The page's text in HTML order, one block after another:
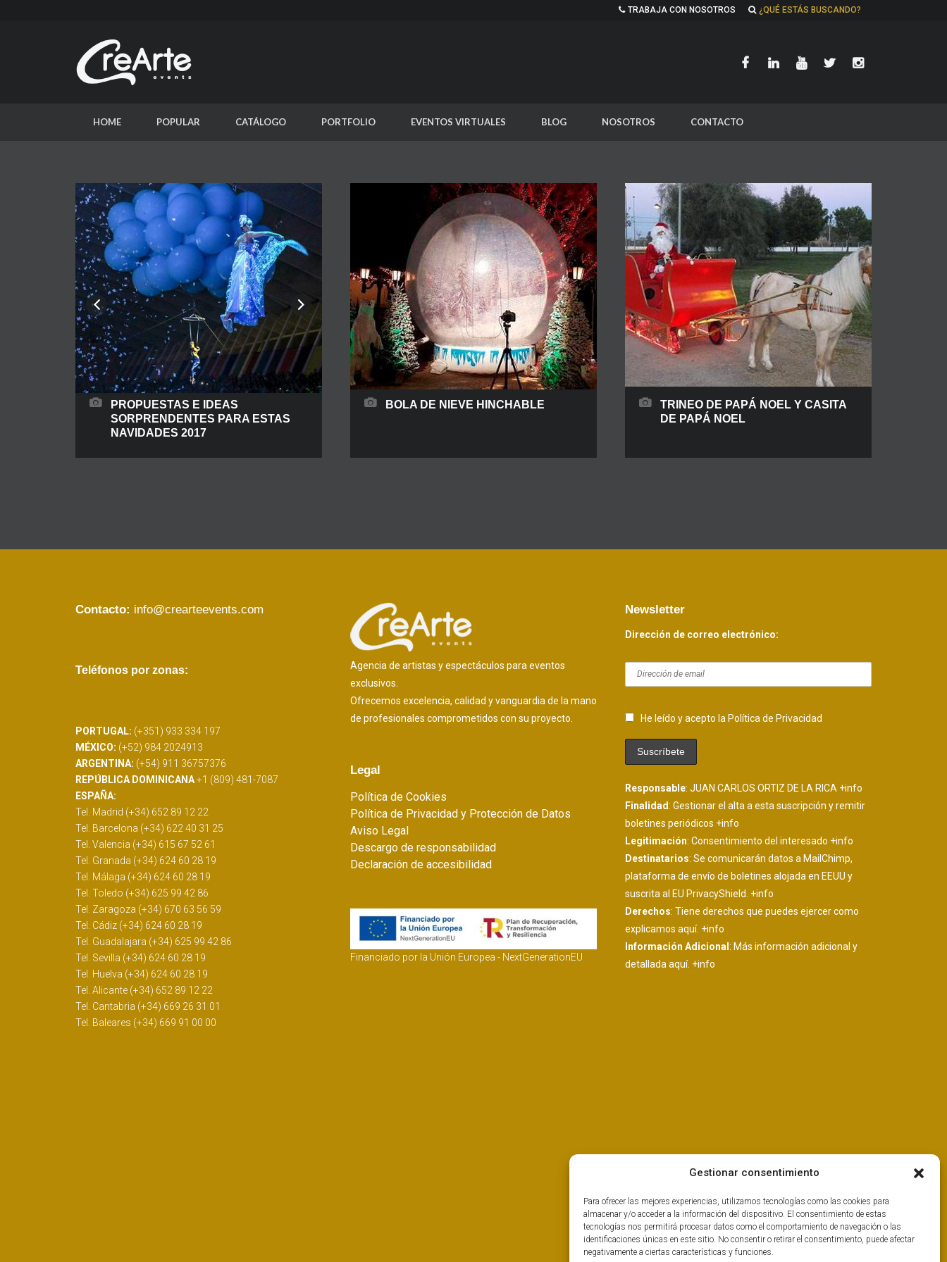
Gestionar consentimiento
Para ofrecer las mejores experiencias, utilizamos tecnologías como las cookies para
almacenar y/o acceder a la información del dispositivo. El consentimiento de estas
tecnologías nos permitirá procesar datos como el comportamiento de navegación o las
identificaciones únicas en este sitio. No consentir o retirar el consentimiento, puede afectar
negativamente a ciertas características y funciones.
TRABAJA CON NOSOTROS ¿QUÉ ESTÁS BUSCANDO?
HOME POPULAR CATÁLOGO PORTFOLIO EVENTOS VIRTUALES BLOG NOSOTROS CONTACTO
PROPUESTAS E IDEAS
SORPRENDENTES PARA ESTAS
NAVIDADES 2017
para reuniones tantos personales a nivel familiar
BOLA DE NIEVE HINCHABLE
que pasarán un buen rato y servirá como
empresas y asociaciones de comercios.
READ MORE
TRINEO DE PAPÁ NOEL Y CASITA
DE PAPÁ NOEL
trineo llevado por
Contacto: info@crearteevents.com
Teléfonos por zonas:
PORTUGAL: (+351) 933 334 197
MÉXICO: (+52) 984 2024913
ARGENTINA: (+54) 911 36757376
REPÚBLICA DOMINICANA+1 (809) 481-7087
ESPAÑA:
Tel. Madrid (+34) 652 89 12 22
Tel. Barcelona (+34) 622 40 31 25
Tel. Valencia (+34) 615 67 52 61
Tel. Granada (+34) 624 60 28 19
Tel. Málaga (+34) 624 60 28 19
Tel. Toledo (+34) 625 99 42 86
Tel. Zaragoza (+34) 670 63 56 59
Tel. Cádiz (+34) 624 60 28 19
Tel. Guadalajara (+34) 625 99 42 86
Tel. Sevilla (+34) 624 60 28 19
Tel. Huelva (+34) 624 60 28 19
Tel. Alicante (+34) 652 89 12 22
Tel. Cantabria (+34) 669 26 31 01
Tel. Baleares (+34) 669 91 00 00
Agencia de artistas y espectáculos para eventos
exclusivos.
Ofrecemos excelencia, calidad y vanguardia de la mano
de profesionales comprometidos con su proyecto.
Legal
Política de Cookies
Política de Privacidad y Protección de Datos
Aviso Legal
Descargo de responsabilidad
Declaración de accesibilidad
Financiado por la Unión Europea - NextGenerationEU
Newsletter
Dirección de correo electrónico:
He leído y acepto la Política de Privacidad
Responsable: JUAN CARLOS ORTIZ DE LA RICA +info
Finalidad: Gestionar el alta a esta suscripción y remitir
boletines periódicos +info
Legitimación: Consentimiento del interesado +info
Destinatarios: Se comunicarán datos a MailChimp,
plataforma de envío de boletines alojada en EEUU y
suscrita al EU PrivacyShield. +info
Derechos: Tiene derechos que puedes ejercer como
explicamos aquí. +info
Información Adicional : Más información adicional y
detallada aquí. +info